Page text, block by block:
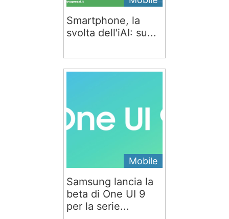
Smartphone, la
svolta dell'iAI: su...
Mobile
Samsung lancia la
beta di One UI 9
per la serie...